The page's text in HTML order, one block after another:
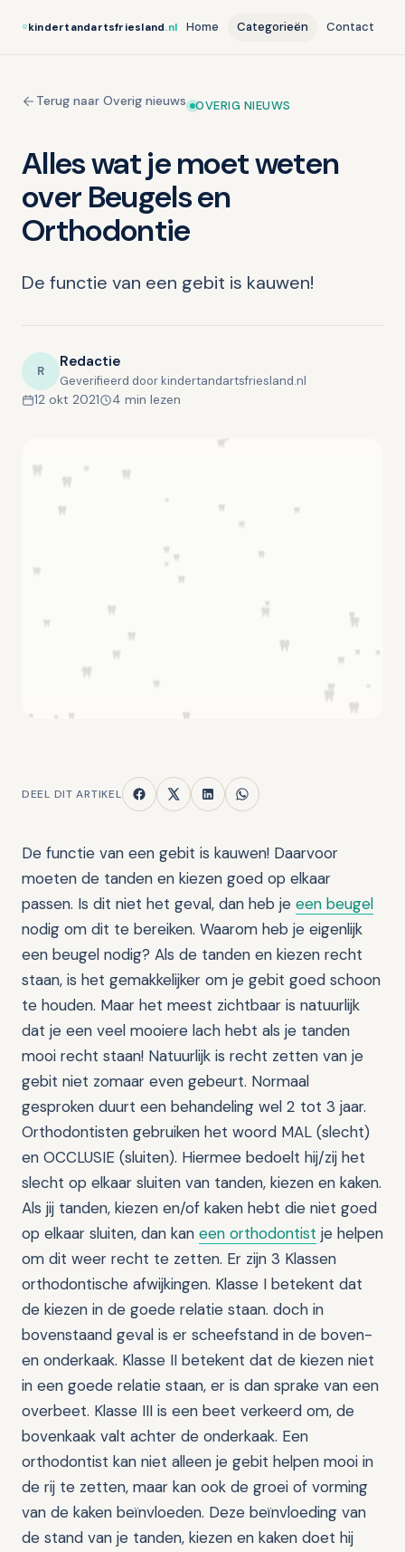
kindertandartsfriesland.nl Home Categorieën Contact
Terug naar Overig nieuws OVERIG NIEUWS
Alles wat je moet weten
over Beugels en
Orthodontie
De functie van een gebit is kauwen!
R Redactie
Geverifieerd door kindertandartsfriesland.nl
12 okt 2021 4 min lezen
DEEL DIT ARTIKEL
De functie van een gebit is kauwen! Daarvoor
moeten de tanden en kiezen goed op elkaar
passen. Is dit niet het geval, dan heb je een beugel
nodig om dit te bereiken. Waarom heb je eigenlijk
een beugel nodig? Als de tanden en kiezen recht
staan, is het gemakkelijker om je gebit goed schoon
te houden. Maar het meest zichtbaar is natuurlijk
dat je een veel mooiere lach hebt als je tanden
mooi recht staan! Natuurlijk is recht zetten van je
gebit niet zomaar even gebeurt. Normaal
gesproken duurt een behandeling wel 2 tot 3 jaar.
Orthodontisten gebruiken het woord MAL (slecht)
en OCCLUSIE (sluiten). Hiermee bedoelt hij/zij het
slecht op elkaar sluiten van tanden, kiezen en kaken.
Als jij tanden, kiezen en/of kaken hebt die niet goed
op elkaar sluiten, dan kan een orthodontist je helpen
om dit weer recht te zetten. Er zijn 3 Klassen
orthodontische afwijkingen. Klasse I betekent dat
de kiezen in de goede relatie staan. doch in
bovenstaand geval is er scheefstand in de boven-
en onderkaak. Klasse II betekent dat de kiezen niet
in een goede relatie staan, er is dan sprake van een
overbeet. Klasse III is een beet verkeerd om, de
bovenkaak valt achter de onderkaak. Een
orthodontist kan niet alleen je gebit helpen mooi in
de rij te zetten, maar kan ook de groei of vorming
van de kaken beïnvloeden. Deze beïnvloeding van
de stand van je tanden, kiezen en kaken doet hij